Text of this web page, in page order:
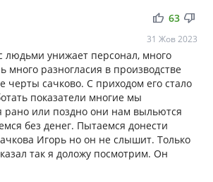
thumb_up thumb_down
63
31 Жов 2023
людьми унижает персонал, много
много разногласия в производстве
черты сачково. С приходом его стало
показатели многие мы
рано или поздно они нам выльются
без денег. Пытаемся донести
Игорь но он не слышит. Только
так я доложу посмотрим. Он